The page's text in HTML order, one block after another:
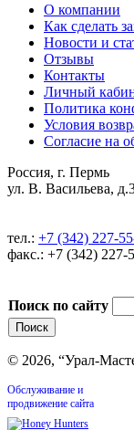
О компании
Как сделать
Новости и
Отзывы
Контакты
Личный
Политика
Условия
Согласие на
Россия, г. Пермь
ул. В. Васильева,
тел.: +7 (342) 227-
факс.: +7 (342) 227-
Поиск по сайту
© 2026, “Урал-
Обслуживание и
продвижение сайта